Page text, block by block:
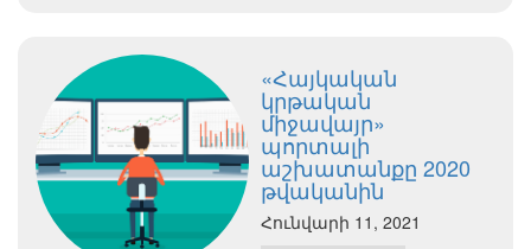
«Հայկական
կրթական
միջավայր»
պորտալի
աշխատանքը 2020
թվականին
Հունվարի 11, 2021